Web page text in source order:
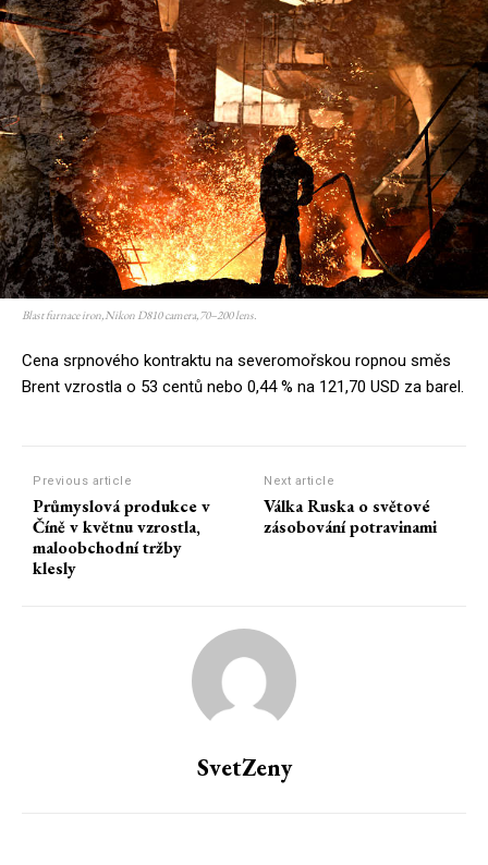
Blast furnace iron,Nikon D810 camera,70–200 lens.
Cena srpnového kontraktu na severomořskou ropnou směs
Brent vzrostla o 53 centů nebo 0,44 % na 121,70 USD za barel.
Previous article
Průmyslová produkce v
Číně v květnu vzrostla,
maloobchodní tržby
klesly
Next article
Válka Ruska o světové
zásobování potravinami
SvetZeny